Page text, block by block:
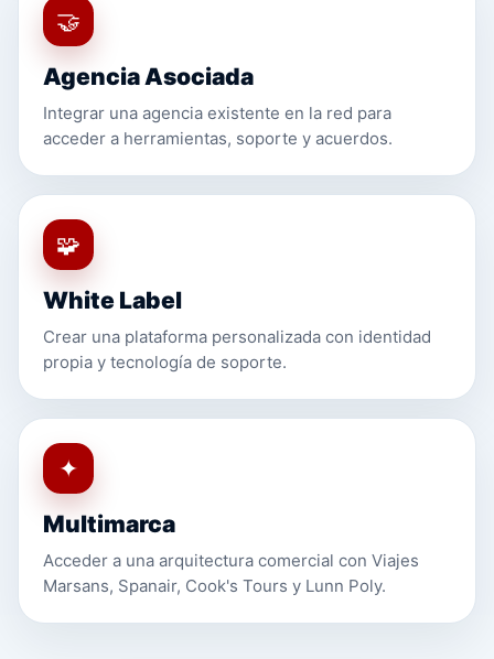
🤝
Agencia Asociada
Integrar una agencia existente en la red para
acceder a herramientas, soporte y acuerdos.
🧩
White Label
Crear una plataforma personalizada con identidad
propia y tecnología de soporte.
✦
Multimarca
Acceder a una arquitectura comercial con Viajes
Marsans, Spanair, Cook's Tours y Lunn Poly.